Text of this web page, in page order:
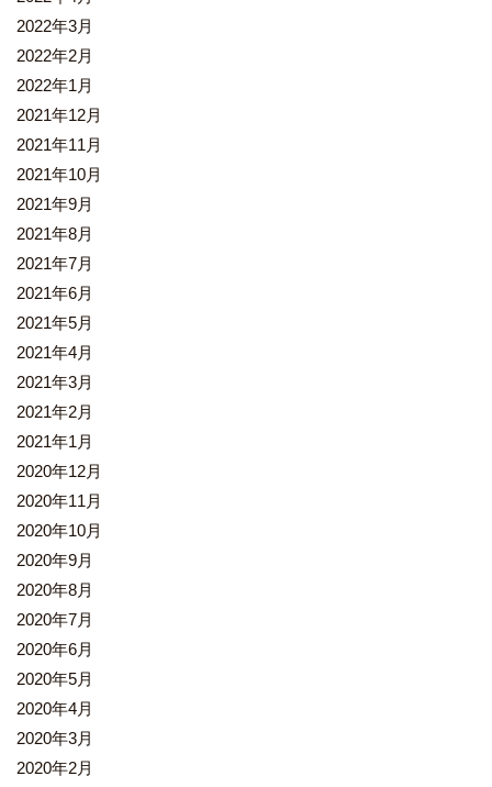
2022年3月
2022年2月
2022年1月
2021年12月
2021年11月
2021年10月
2021年9月
2021年8月
2021年7月
2021年6月
2021年5月
2021年4月
2021年3月
2021年2月
2021年1月
2020年12月
2020年11月
2020年10月
2020年9月
2020年8月
2020年7月
2020年6月
2020年5月
2020年4月
2020年3月
2020年2月